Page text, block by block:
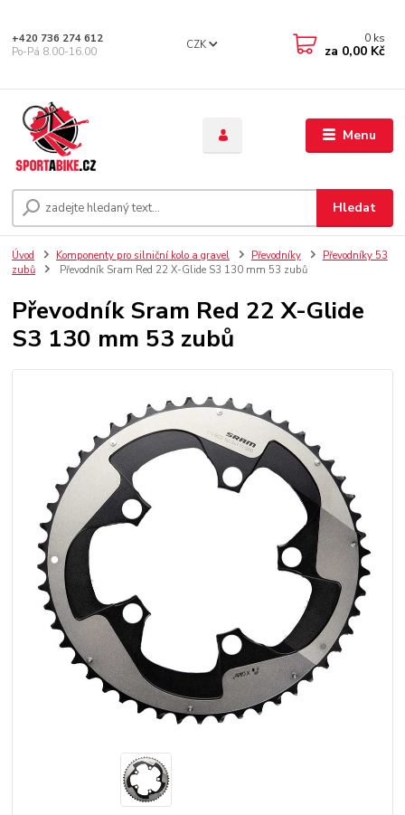
Menu
CZK
Hledat
+420 736 274 612
Po-Pá 8.00-16.00
0 ks
za 0,00 Kč
Úvod Komponenty pro silniční kolo a gravel Převodníky
Převodníky 53
zubů
Převodník Sram Red 22 X-Glide S3 130 mm 53 zubů
Převodník Sram Red 22 X-Glide
S3 130 mm 53 zubů